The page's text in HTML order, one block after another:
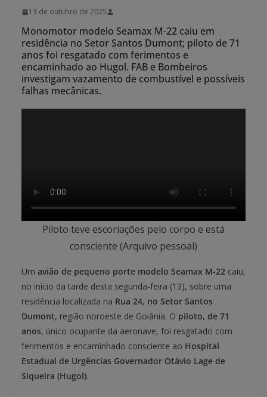
13 de outubro de 2025
Monomotor modelo Seamax M-22 caiu em
residência no Setor Santos Dumont; piloto de 71
anos foi resgatado com ferimentos e
encaminhado ao Hugol. FAB e Bombeiros
investigam vazamento de combustível e possíveis
falhas mecânicas.
Piloto teve escoriações pelo corpo e está
consciente (Arquivo pessoal)
Um avião de pequeno porte modelo Seamax M-22 caiu,
no início da tarde desta segunda-feira (13), sobre uma
residência localizada na Rua 24, no Setor Santos
Dumont, região noroeste de Goiânia. O piloto, de 71
anos, único ocupante da aeronave, foi resgatado com
ferimentos e encaminhado consciente ao Hospital
Estadual de Urgências Governador Otávio Lage de
Siqueira (Hugol).